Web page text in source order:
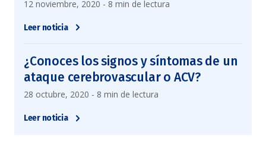
12 noviembre, 2020 - 8 min de lectura
Leer noticia
¿Conoces los signos y síntomas de un
ataque cerebrovascular o ACV?
28 octubre, 2020 - 8 min de lectura
Leer noticia